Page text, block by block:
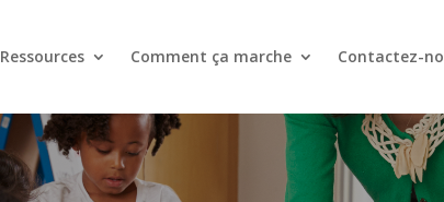
Ressources Comment ça marche Contactez-